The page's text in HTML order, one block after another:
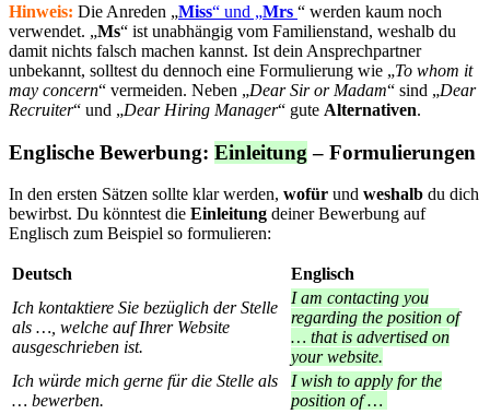
Hinweis: Die Anreden „Miss“ und „Mrs “ werden kaum noch
verwendet. „Ms“ ist unabhängig vom Familienstand, weshalb du
damit nichts falsch machen kannst. Ist dein Ansprechpartner
unbekannt, solltest du dennoch eine Formulierung wie „To whom it
may concern“ vermeiden. Neben „Dear Sir or Madam“ sind „Dear
Recruiter“ und „Dear Hiring Manager“ gute Alternativen.
Englische Bewerbung: Einleitung – Formulierungen
In den ersten Sätzen sollte klar werden, wofür und weshalb du dich
bewirbst. Du könntest die Einleitung deiner Bewerbung auf
Englisch zum Beispiel so formulieren:
Deutsch
Englisch
Ich kontaktiere Sie bezüglich der Stelle
als …, welche auf Ihrer Website
ausgeschrieben ist.
I am contacting you
regarding the position of
… that is advertised on
your website.
Ich würde mich gerne für die Stelle als
… bewerben.
I wish to apply for the
position of …